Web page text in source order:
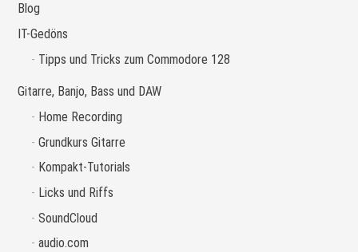
Blog
IT-Gedöns
Tipps und Tricks zum Commodore 128
Gitarre, Banjo, Bass und DAW
Home Recording
Grundkurs Gitarre
Kompakt-Tutorials
Licks und Riffs
SoundCloud
audio.com